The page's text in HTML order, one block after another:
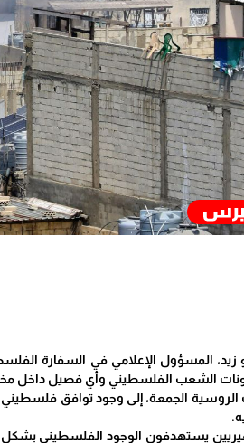
زيد، المسؤول الإعلامي في السفارة
الشعب الفلسطيني وأي فصيل داخل
الجمعة، إلى وجود توافق
يستهدفون الوجود الفلسطيني